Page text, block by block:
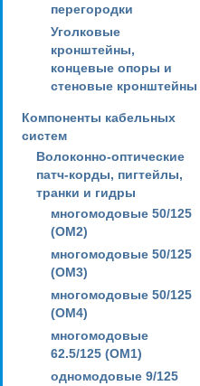
перегородки
Уголковые
кронштейны,
концевые опоры и
стеновые кронштейны
Компоненты кабельных
систем
Волоконно-оптические
патч-корды, пигтейлы,
транки и гидры
многомодовые 50/125
(OM2)
многомодовые 50/125
(OM3)
многомодовые 50/125
(OM4)
многомодовые
62.5/125 (OM1)
одномодовые 9/125